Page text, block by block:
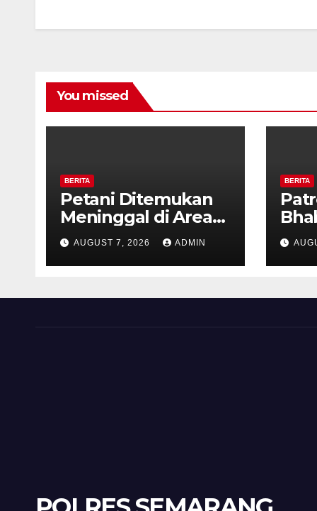
You missed
BERITA
Petani Ditemukan
Meninggal di Area
Persawahan
Kalibeji, Polisi
Pastikan Tidak Ada
AUGUST 7, 2026 ADMIN
BERITA
dan